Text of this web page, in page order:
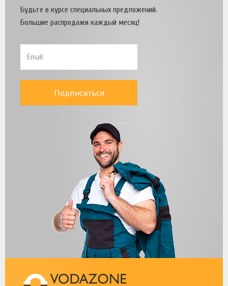
Будьте в курсе специальных предложений.
Большие распродажи каждый месяц!
Подписаться